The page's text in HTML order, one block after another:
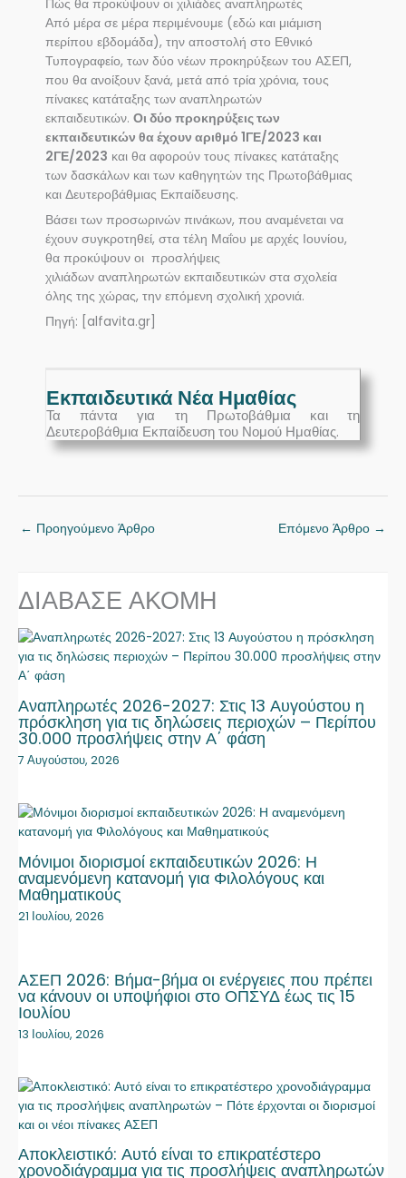
Πώς θα προκύψουν οι χιλιάδες αναπληρωτές
Από μέρα σε μέρα περιμένουμε (εδώ και μιάμιση
περίπου εβδομάδα), την αποστολή στο Εθνικό
Τυπογραφείο, των δύο νέων προκηρύξεων του ΑΣΕΠ,
που θα ανοίξουν ξανά, μετά από τρία χρόνια, τους
πίνακες κατάταξης των αναπληρωτών
εκπαιδευτικών. Οι δύο προκηρύξεις των
εκπαιδευτικών θα έχουν αριθμό 1ΓΕ/2023 και
2ΓΕ/2023 και θα αφορούν τους πίνακες κατάταξης
των δασκάλων και των καθηγητών της Πρωτοβάθμιας
και Δευτεροβάθμιας Εκπαίδευσης.
Βάσει των προσωρινών πινάκων, που αναμένεται να
έχουν συγκροτηθεί, στα τέλη Μαΐου με αρχές Ιουνίου,
θα προκύψουν οι προσλήψεις
χιλιάδων αναπληρωτών εκπαιδευτικών στα σχολεία
όλης της χώρας, την επόμενη σχολική χρονιά.
Πηγή: [alfavita.gr]
Εκπαιδευτικά Νέα Ημαθίας
Τα πάντα για τη Πρωτοβάθμια και τη
Δευτεροβάθμια Εκπαίδευση του Νομού Ημαθίας.
← Προηγούμενο Άρθρο Επόμενο Άρθρο →
ΔΙΑΒΑΣΕ ΑΚΟΜΗ
Αναπληρωτές 2026-2027: Στις 13 Αυγούστου η
πρόσκληση για τις δηλώσεις περιοχών – Περίπου
30.000 προσλήψεις στην Α΄ φάση
7 Αυγούστου, 2026
Μόνιμοι διορισμοί εκπαιδευτικών 2026: Η
αναμενόμενη κατανομή για Φιλολόγους και
Μαθηματικούς
21 Ιουλίου, 2026
ΑΣΕΠ 2026: Βήμα-βήμα οι ενέργειες που πρέπει
να κάνουν οι υποψήφιοι στο ΟΠΣΥΔ έως τις 15
Ιουλίου
13 Ιουλίου, 2026
Αποκλειστικό: Αυτό είναι το επικρατέστερο
χρονοδιάγραμμα για τις προσλήψεις αναπληρωτών